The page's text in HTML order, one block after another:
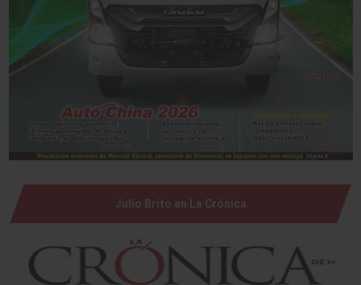
Julio Brito en La Crónica